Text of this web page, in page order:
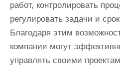
работ, контролировать
регулировать задачи и
Благодаря этим
компании могут
управлять своими